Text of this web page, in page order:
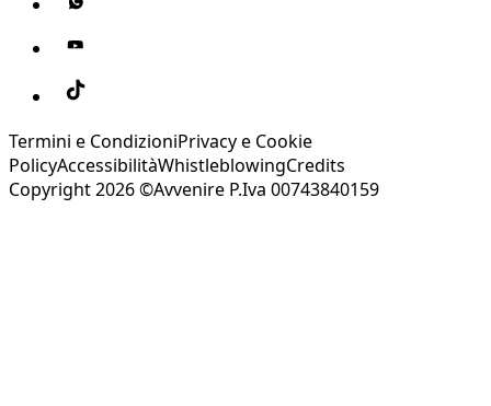
Termini e CondizioniPrivacy e Cookie
PolicyAccessibilitàWhistleblowingCredits
Copyright 2026 ©Avvenire P.Iva 00743840159